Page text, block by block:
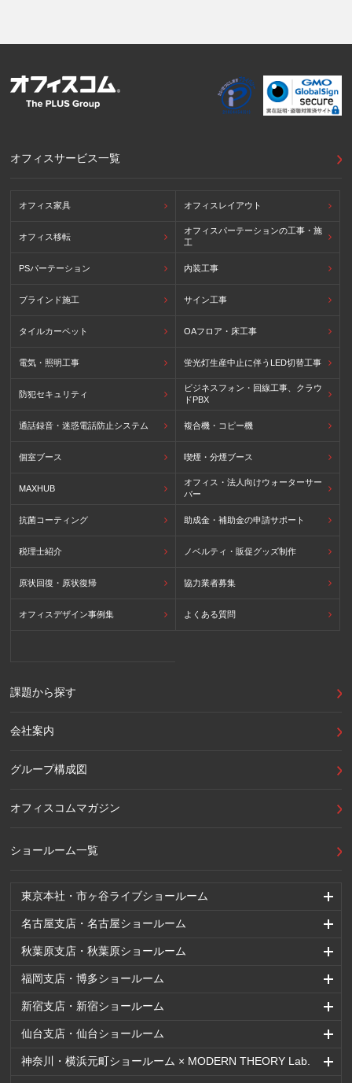
東京本社・市ヶ谷ライブショールーム
名古屋支店・名古屋ショールーム
秋葉原支店・秋葉原ショールーム
福岡支店・博多ショールーム
新宿支店・新宿ショールーム
仙台支店・仙台ショールーム
神奈川・横浜元町ショールーム × MODERN THEORY Lab.
オフィスサービス一覧
オフィス家具 オフィスレイアウト
オフィス移転
オフィスパーテーションの工事・施
工
PSパーテーション 内装工事
ブラインド施工 サイン工事
タイルカーペット OAフロア・床工事
電気・照明工事 蛍光灯生産中止に伴うLED切替工事
防犯セキュリティ
ビジネスフォン・回線工事、クラウ
ドPBX
通話録音・迷惑電話防止システム 複合機・コピー機
個室ブース 喫煙・分煙ブース
MAXHUB
オフィス・法人向けウォーターサー
バー
抗菌コーティング 助成金・補助金の申請サポート
税理士紹介 ノベルティ・販促グッズ制作
原状回復・原状復帰 協力業者募集
オフィスデザイン事例集 よくある質問
課題から探す
会社案内
グループ構成図
オフィスコムマガジン
ショールーム一覧